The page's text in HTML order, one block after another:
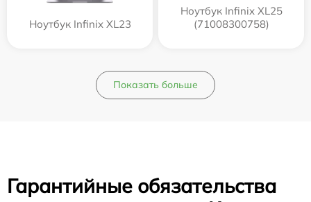
Ноутбук Infinix XL23
Ноутбук Infinix XL25
(71008300758)
Показать больше
Гарантийные обязательства